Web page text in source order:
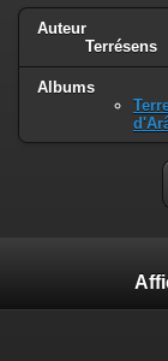
Auteur
Terrésens
Albums